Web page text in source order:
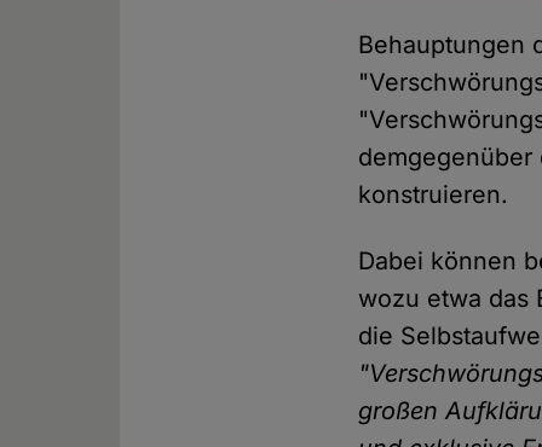
Behauptungen
konstruieren.
Dabei können
wozu etwa das
die
großen